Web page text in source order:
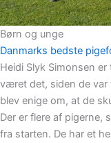
Børn og unge
Danmarks bedste
Heidi Slyk Simonsen
været det, siden de var
blev enige om, at de
Der er flere af pigerne,
fra starten. De har et